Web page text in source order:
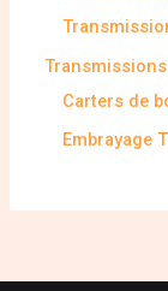
Transmissions
Carters de
Embrayage